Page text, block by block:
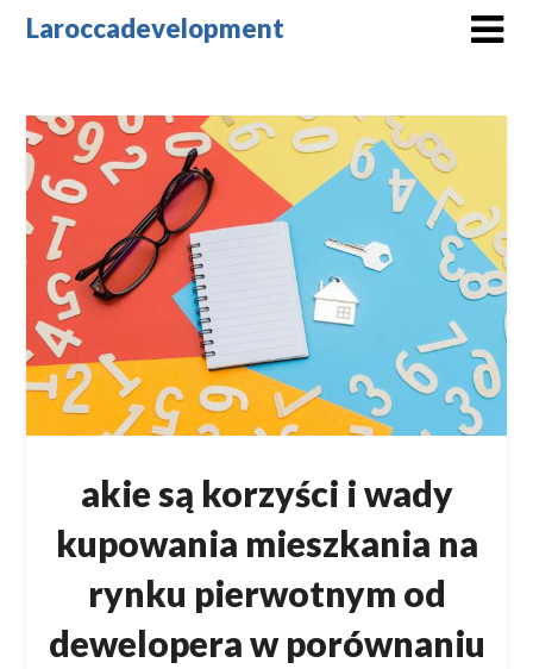
SkipLaroccadevelopment
akie są korzyści i wady
kupowania mieszkania na
rynku pierwotnym od
dewelopera w porównaniu